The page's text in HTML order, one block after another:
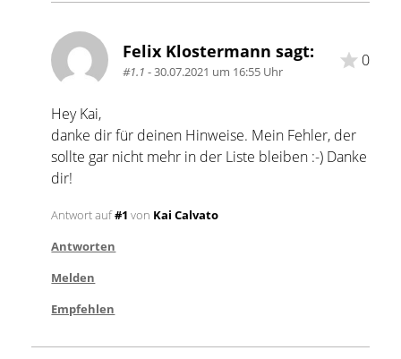
Felix Klostermann sagt:
#1.1 - 30.07.2021 um 16:55 Uhr
0
Hey Kai,
danke dir für deinen Hinweise. Mein Fehler, der
sollte gar nicht mehr in der Liste bleiben :-) Danke
dir!
Antwort auf#1 von Kai Calvato
Antworten
Melden
Empfehlen